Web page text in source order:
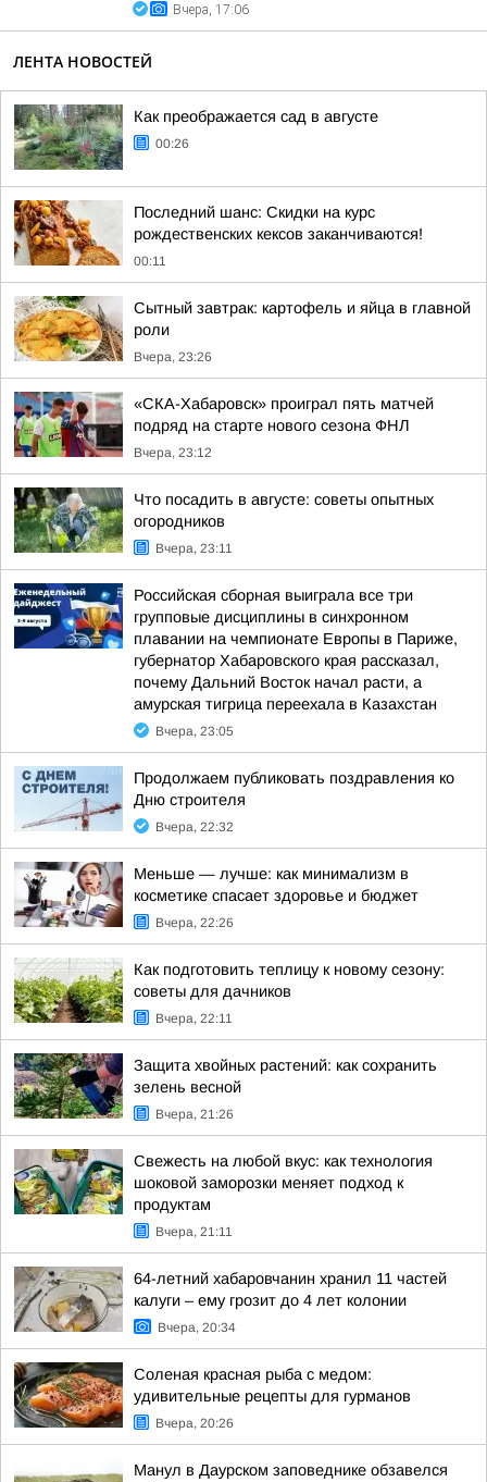
Вчера, 17:06
ЛЕНТА НОВОСТЕЙ
Как преображается сад в августе
00:26
Последний шанс: Скидки на курс
рождественских кексов заканчиваются!
00:11
Сытный завтрак: картофель и яйца в главной
роли
Вчера, 23:26
«СКА-Хабаровск» проиграл пять матчей
подряд на старте нового сезона ФНЛ
Вчера, 23:12
Что посадить в августе: советы опытных
огородников
Вчера, 23:11
Российская сборная выиграла все три
групповые дисциплины в синхронном
плавании на чемпионате Европы в Париже,
губернатор Хабаровского края рассказал,
почему Дальний Восток начал расти, а
амурская тигрица переехала в Казахстан
Вчера, 23:05
Продолжаем публиковать поздравления ко
Дню строителя
Вчера, 22:32
Меньше — лучше: как минимализм в
косметике спасает здоровье и бюджет
Вчера, 22:26
Как подготовить теплицу к новому сезону:
советы для дачников
Вчера, 22:11
Защита хвойных растений: как сохранить
зелень весной
Вчера, 21:26
Свежесть на любой вкус: как технология
шоковой заморозки меняет подход к
продуктам
Вчера, 21:11
64-летний хабаровчанин хранил 11 частей
калуги – ему грозит до 4 лет колонии
Вчера, 20:34
Соленая красная рыба с медом:
удивительные рецепты для гурманов
Вчера, 20:26
Манул в Даурском заповеднике обзавелся